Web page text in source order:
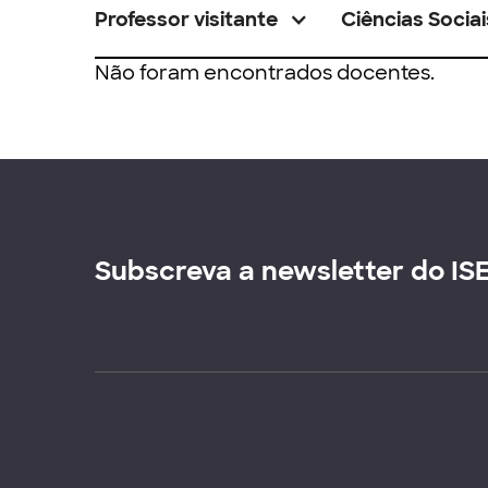
Professor visitante Ciências
Não foram encontrados docentes.
Subscreva a newsletter do